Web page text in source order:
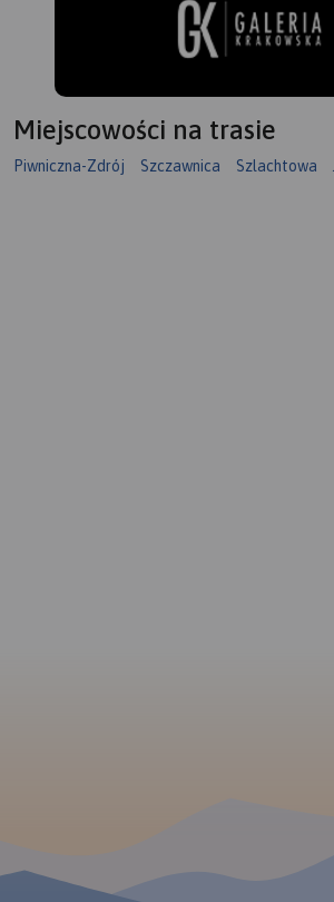
Miejscowości na trasie
Piwniczna-Zdrój Szczawnica Szlachtowa